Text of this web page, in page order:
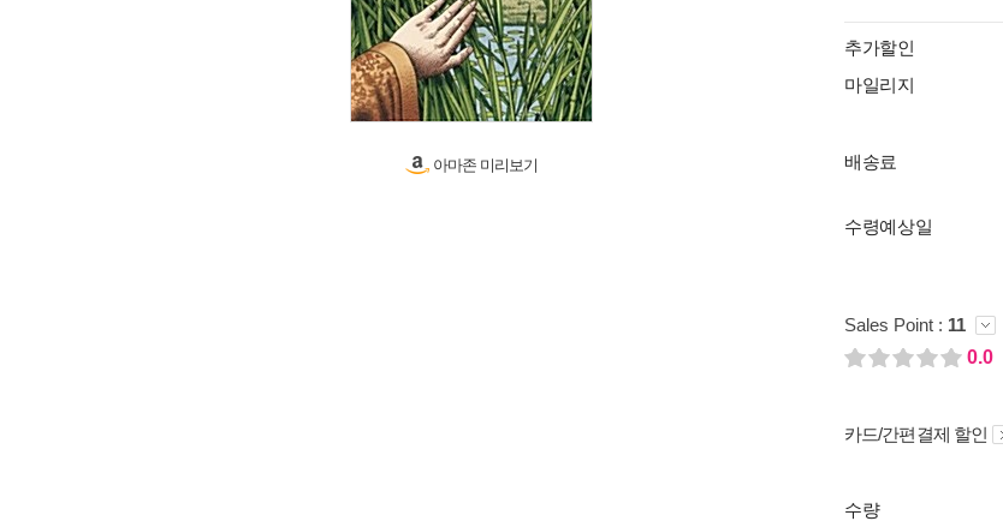
아마존 미리보기
추가할인
마일리지
배송료
수령예상일
Sales Point : 11
0.0
카드/간편결제 할인
수량